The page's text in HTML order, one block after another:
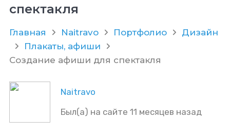
спектакля
Главная Naitravo Портфолио
Дизайн
Плакаты, афиши
Создание афиши для спектакля
Naitravo
Был(а) на сайте 11 месяцев назад